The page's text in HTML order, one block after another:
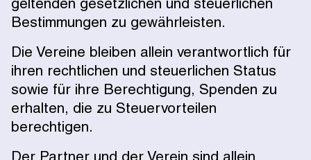
geltenden gesetzlichen und steuerlichen
Bestimmungen zu gewährleisten.
Die Vereine bleiben allein verantwortlich für
ihren rechtlichen und steuerlichen Status
sowie für ihre Berechtigung, Spenden zu
erhalten, die zu Steuervorteilen
berechtigen.